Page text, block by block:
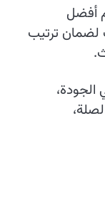
أفضل
ترتيب